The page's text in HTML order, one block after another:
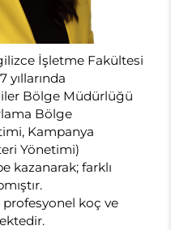
İşletme Fakültesi
yıllarında
Bölge Müdürlüğü
Bölge
Kampanya
Yönetimi)
kazanarak; farklı
profesyonel koç ve